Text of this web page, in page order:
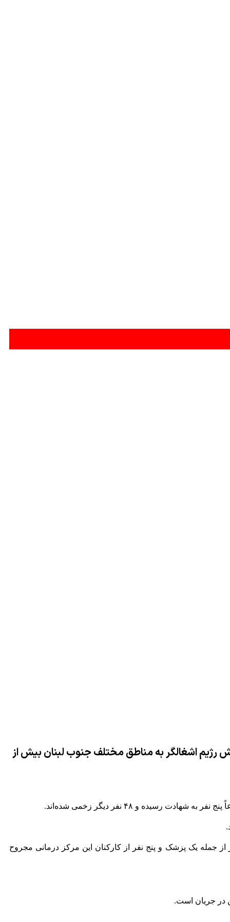
رژیم اشغالگر به مناطق مختلف جنوب لبنان بیش از
و ۴۸ نفر دیگر زخمی شده‌اند.
لبنان همچنین اعلام کرد در نتیجه آسیب‌های واردشده به بیمارستان دولتی تبنین بر اثر حملات رژیم صهیونیستی، ۱۱ نفر از جمله یک پزشک و پنج نفر از کارکنان این مرکز درمانی مجروح
در جریان است.